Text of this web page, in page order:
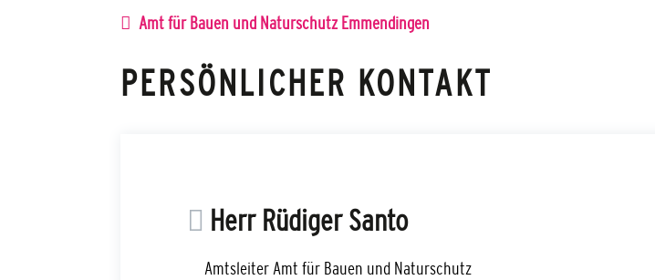
Amt für Bauen und Naturschutz Emmendingen
PERSÖNLICHER KONTAKT
Herr Rüdiger Santo
Amtsleiter Amt für Bauen und Naturschutz